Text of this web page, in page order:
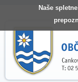
Naše